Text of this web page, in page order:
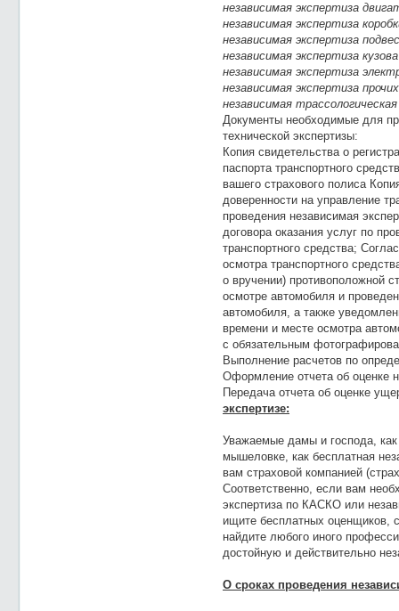
независимая экспертиза
независимая экспертиза
независимая экспертиза
независимая экспертиза
независимая экспертиза
независимая экспертиза
независимая
Документы необходимые для
технической экспертизы:
Копия свидетельства о
паспорта транспортного
вашего страхового полиса
доверенности на управление
проведения независимая
договора оказания услуг по
транспортного средства;
осмотра транспортного
о вручении) противоположной
осмотре автомобиля и
автомобиля, а также
времени и месте осмотра
с обязательным
Выполнение расчетов по
Оформление отчета об оценке
Передача отчета об оценке
экспертизе:
Уважаемые дамы и господа,
мышеловке, как бесплатная
вам страховой компанией
Соответственно, если вам
экспертиза по КАСКО или
ищите бесплатных оценщиков,
найдите любого иного
достойную и действительно
О сроках проведения